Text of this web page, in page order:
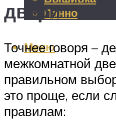
Панно
Меню
двери
Точнее говоря –
межкомнатной
правильном
это проще, если
правилам: